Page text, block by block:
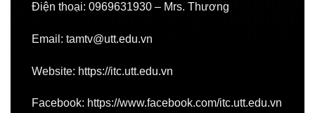
Điện thoại: 0969631930 – Mrs. Thương
Email: tamtv@utt.edu.vn
Website: https://itc.utt.edu.vn
Facebook: https://www.facebook.com/itc.utt.edu.vn